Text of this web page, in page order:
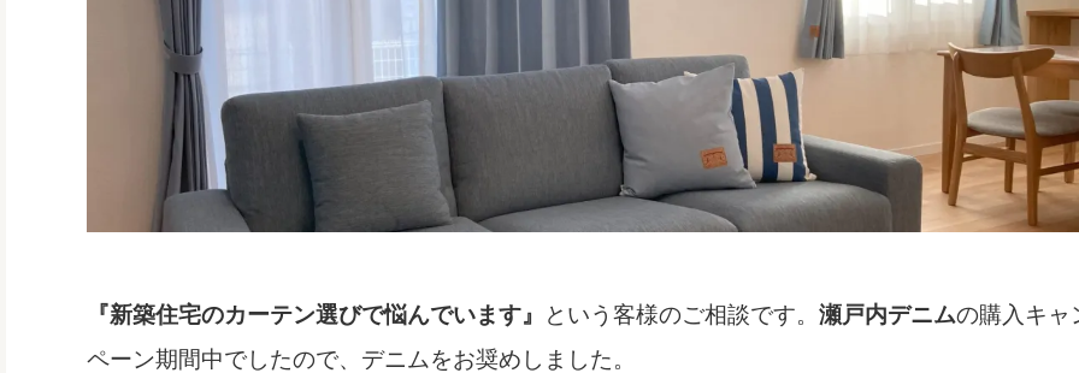
『新築住宅のカーテン選びで悩んでいます』 という 客様のご相談です。 瀬戸内デニムの購入キャ
ペーン期間中でしたので、デニムをお奨めしました。